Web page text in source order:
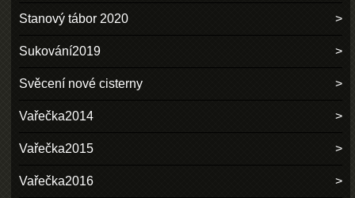
Stanový tábor 2020
Sukování2019
Svěcení nové cisterny
Vařečka2014
Vařečka2015
Vařečka2016